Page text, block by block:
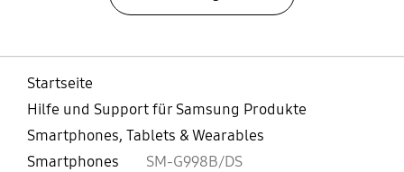
Startseite
Hilfe und Support für Samsung Produkte
Smartphones, Tablets & Wearables
Smartphones
SM-G998B/DS